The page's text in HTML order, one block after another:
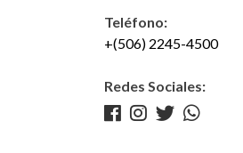
Teléfono:
+(506) 2245-4500
Redes Sociales: